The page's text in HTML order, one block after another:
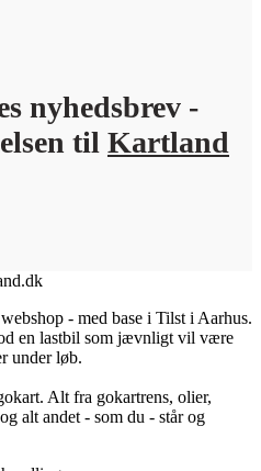
nyhedsbrev -
til Kartland
- med base i Tilst i Aarhus.
en lastbil som jævnligt vil være
under løb.
Alt fra gokartrens, olier,
alt andet - som du - står og